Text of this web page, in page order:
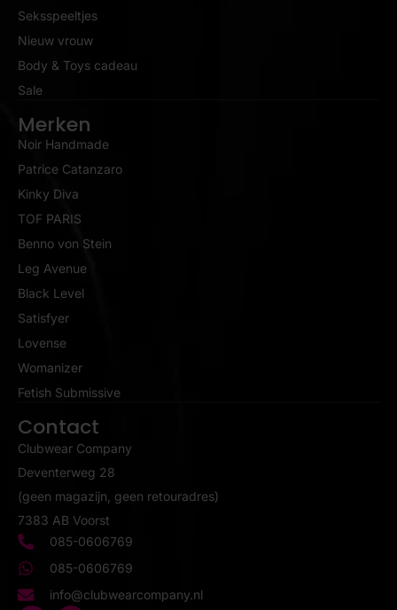
Seksspeeltjes
Nieuw vrouw
Body & Toys cadeau
Sale
Merken
Noir Handmade
Patrice Catanzaro
Kinky Diva
TOF PARIS
Benno von Stein
Leg Avenue
Black Level
Satisfyer
Lovense
Womanizer
Fetish Submissive
Contact
Clubwear Company
Deventerweg 28
(geen magazijn, geen retouradres)
7383 AB Voorst
085-0606769
085-0606769
info@clubwearcompany.nl